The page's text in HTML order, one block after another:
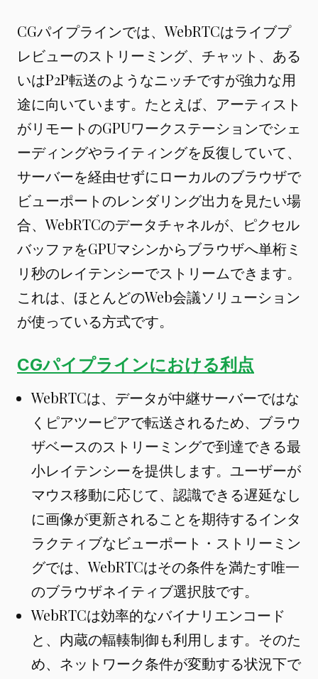
CGパイプラインでは、WebRTCはライブプ
レビューのストリーミング、チャット、ある
いはP2P転送のようなニッチですが強力な用
途に向いています。たとえば、アーティスト
がリモートのGPUワークステーションでシェ
ーディングやライティングを反復していて、
サーバーを経由せずにローカルのブラウザで
ビューポートのレンダリング出力を見たい場
合、WebRTCのデータチャネルが、ピクセル
バッファをGPUマシンからブラウザへ単桁ミ
リ秒のレイテンシーでストリームできます。
これは、ほとんどのWeb会議ソリューション
が使っている方式です。
CGパイプラインにおける利点
WebRTCは、データが中継サーバーではな
くピアツーピアで転送されるため、ブラウ
ザベースのストリーミングで到達できる最
小レイテンシーを提供します。ユーザーが
マウス移動に応じて、認識できる遅延なし
に画像が更新されることを期待するインタ
ラクティブなビューポート・ストリーミン
グでは、WebRTCはその条件を満たす唯一
のブラウザネイティブ選択肢です。
WebRTCは効率的なバイナリエンコード
と、内蔵の輻輳制御も利用します。そのた
め、ネットワーク条件が変動する状況下で